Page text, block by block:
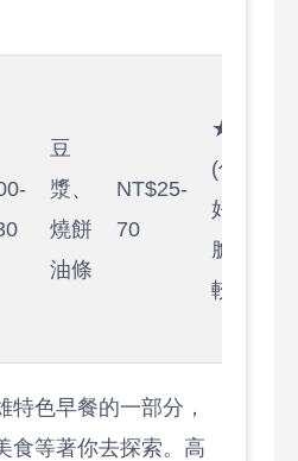
豆
漿、
燒餅
油條
NT$25-
70
(傳統味
好，燒
脆，但
較舊)
特色早餐的一部分，
食等著你去探索。高